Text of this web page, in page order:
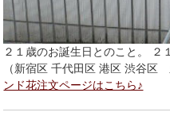
２１歳のお誕生日とのこと。 ２
（新宿区 千代田区 港区 渋谷
ンド花注文ページはこちら♪